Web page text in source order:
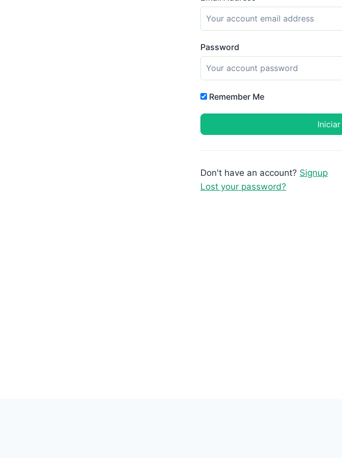
Password
Remember Me
Don't have an account? Signup
Lost your password?